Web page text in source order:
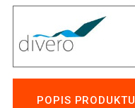
POPIS PRODUKTU